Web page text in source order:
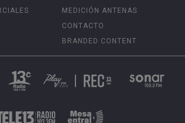
MEDICIÓN ANTENAS
CONTACTO
BRANDED CONTENT